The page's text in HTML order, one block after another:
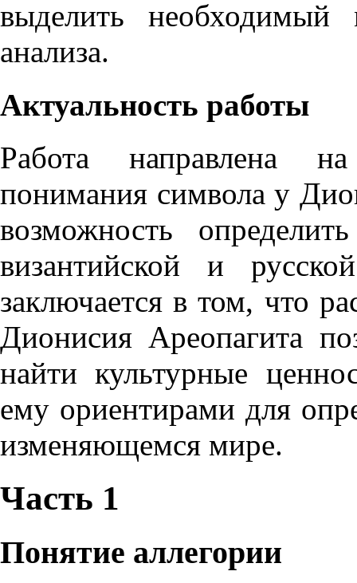
выделить необходимый
анализа.
Актуальность работы
Работа направлена
понимания символа у
возможность
византийской и
заключается в том, что
Дионисия Ареопагита
найти культурные
ему ориентирами для
изменяющемся мире.
Часть 1
Понятие аллегории